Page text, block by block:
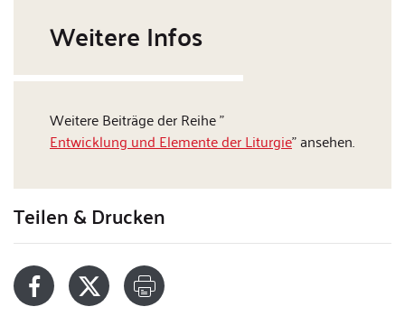
Weitere Infos
Weitere Beiträge der Reihe "
Entwicklung und Elemente der Liturgie" ansehen.
Teilen & Drucken